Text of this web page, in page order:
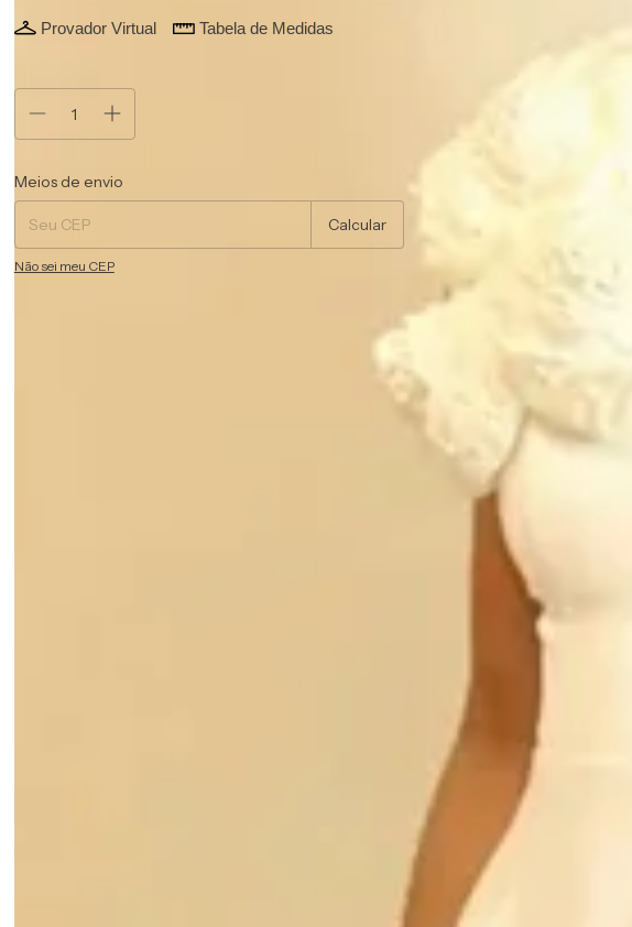
Provador Virtual Tabela de Medidas
Entregas para o CEP:
Meios de envio
Calcular
Não sei meu CEP